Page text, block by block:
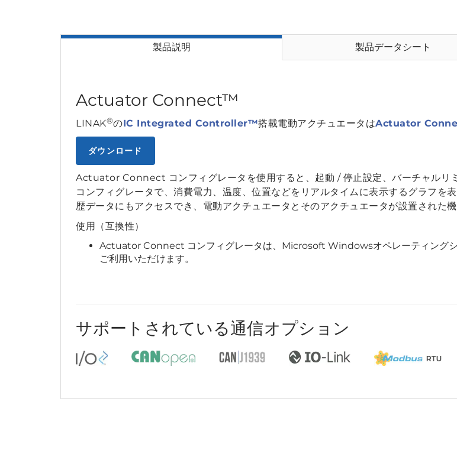
製品説明 製品データシート
Actuator Connect™
LINAK®のIC Integrated Controller™搭載電動アクチュエータはActuator
ダウンロード
Actuator Connect コンフィグレータを使用すると、起動 / 停止設定、バーチャルリ
コンフィグレータで、消費電力、温度、位置などをリアルタイムに表示するグラフを
歴データにもアクセスでき、電動アクチュエータとそのアクチュエータが設置された
使用（互換性）
Actuator Connect コンフィグレータは、Microsoft Windowsオペレーティングシ
ご利用いただけます。
サポートされている通信オプション